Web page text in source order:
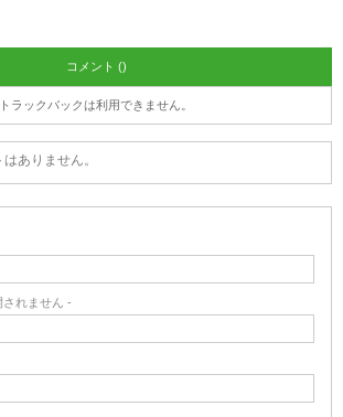
コメント ()
トラックバックは利用できません。
ありません。
れません -